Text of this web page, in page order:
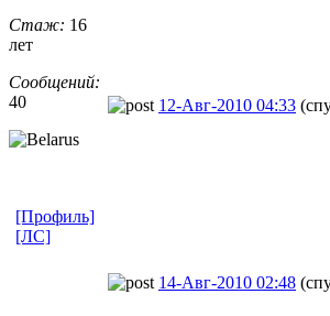
Стаж: 16
лет
Сообщений:
40
12-Авг-2010 04:33
[Профиль]
[ЛС]
14-Авг-2010 02:48